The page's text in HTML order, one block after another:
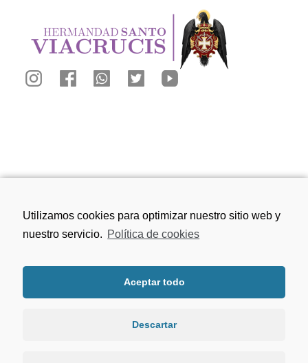
Utilizamos cookies para optimizar nuestro sitio web y
nuestro servicio. Política de cookies
Aceptar todo
Descartar
Granada
viacrucisdegranada@gmail.com